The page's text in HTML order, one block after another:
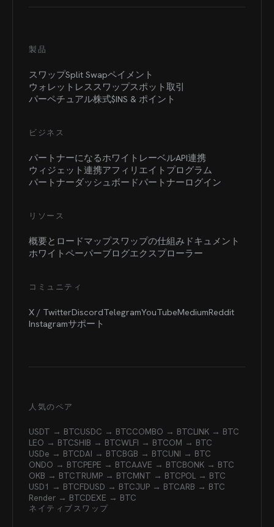
製品
スワップSplit Swapペイメント
ウォレットレススワップスポット取引
パーペチュアル株式$INS & ポイント
ビジネス
パートナーになるホワイトレーベルAPI連携
ウィジェット連携アフィリエイトプログラム
パートナーダッシュボードパートナーログイン
リソース
概要とロードマップスワップの仕組み ドキュメント
ホワイトペーパーブログエクスプローラー
コミュニティ
X / TwitterDiscordTelegramYouTubeMediumReddit
Instagramサポート
人気のペア
USDT → BTCUSDC → BTCCOMBO → BTCLINK → BTC
LEO → BTCSHIB → BTCWLFI → BTCOM → BTC
USDe → BTCDAI → BTCBGB → BTCUNI → BTC
ONDO → BTCPEPE → BTCAAVE → BTCBONK → BTC
OKB → BTCTRUMP → BTCMNT → BTCPOL → BTC
USD1 → BTCFDUSD → BTCJUP → BTCARB → BTC
Render → BTCDEXE → BTC
ネイティブスワップ